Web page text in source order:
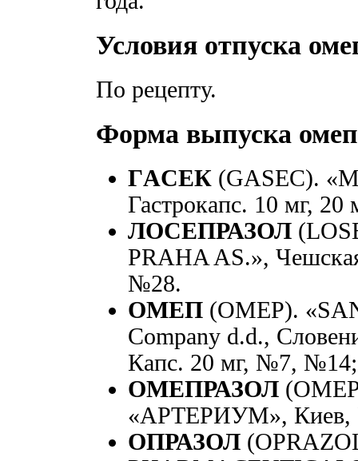
Условия отпуска
По рецепту.
Форма выпуска
ГACEК (GASEC).
Гастрокапс. 10 мг,
ЛОСЕПРАЗОЛ
PRAHA AS.»,
№28.
ОМЕП (ОМЕР).
Company d.d.,
Капc. 20 мг, №7,
ОМЕПРАЗОЛ
«АРТЕРИУМ», Киев,
ОПРАЗОЛ